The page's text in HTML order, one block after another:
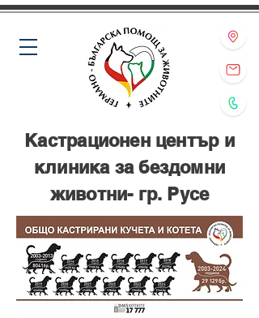
Кастрационен център и
клиника за бездомни
животни- гр. Русе